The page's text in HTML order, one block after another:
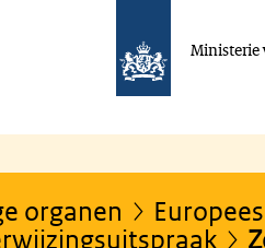
Ministerie
organen